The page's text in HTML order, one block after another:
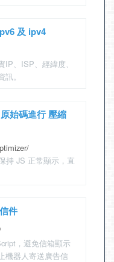
及 ipv4
、ISP、經緯度、
。
始碼進行 壓縮
持 JS 正常顯示，直
件
，避免信箱顯示
機器人寄送廣告信